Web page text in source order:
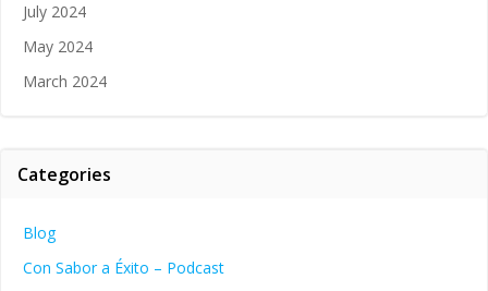
July 2024
May 2024
March 2024
Categories
Blog
Con Sabor a Éxito – Podcast